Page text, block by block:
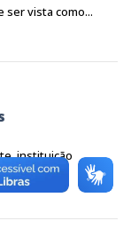
ser vista como...
instituição